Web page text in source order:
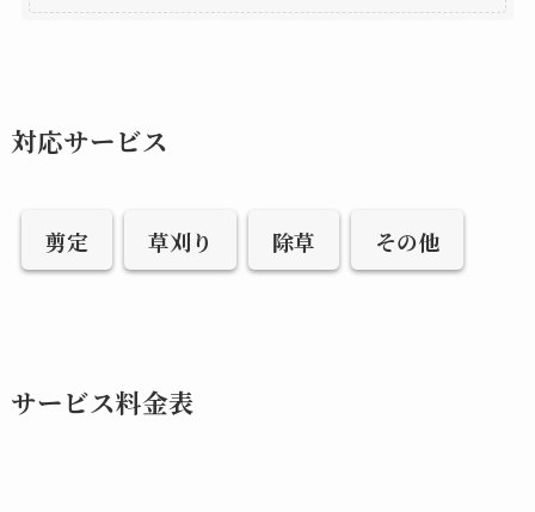
対応サービス
剪定 草刈り 除草 その他
サービス料金表